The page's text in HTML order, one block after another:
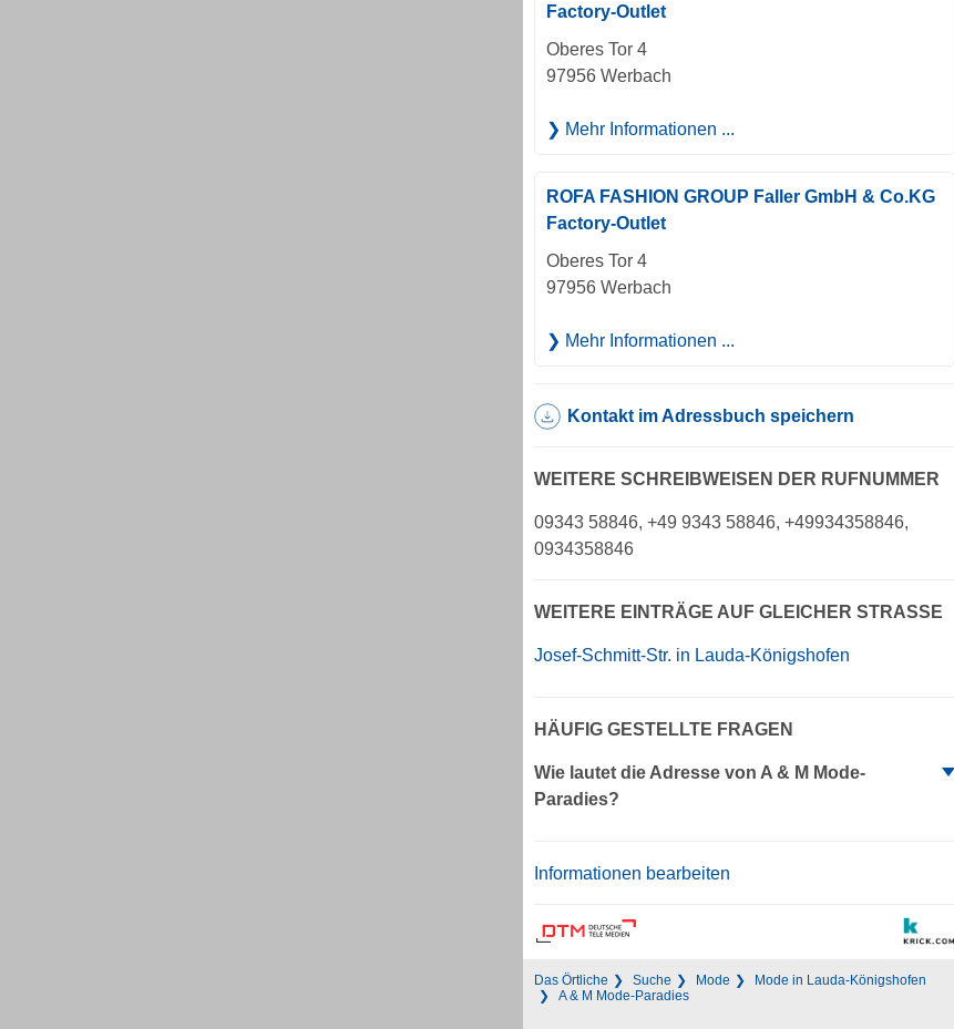
Factory-Outlet
Oberes Tor 4
97956 Werbach
Mehr Informationen ...
ROFA FASHION GROUP Faller GmbH & Co.KG
Factory-Outlet
Oberes Tor 4
97956 Werbach
Mehr Informationen ...
Kontakt im Adressbuch speichern
WEITERE SCHREIBWEISEN DER RUFNUMMER
09343 58846, +49 9343 58846, +49934358846,
0934358846
WEITERE EINTRÄGE AUF GLEICHER STRASSE
Josef-Schmitt-Str. in Lauda-Königshofen
HÄUFIG GESTELLTE FRAGEN
Wie lautet die Adresse von A & M Mode-
Paradies?
Informationen bearbeiten
Das Örtliche Suche Mode
Mode in Lauda-Königshofen
A & M Mode-Paradies